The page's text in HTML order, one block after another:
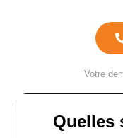
Votre
Quelles